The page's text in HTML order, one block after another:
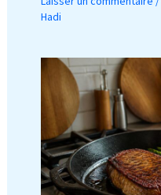
Hadi